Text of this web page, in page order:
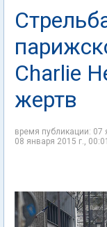
Charlie
жертв
время публикации: 07
08 января 2015 г., 00:01